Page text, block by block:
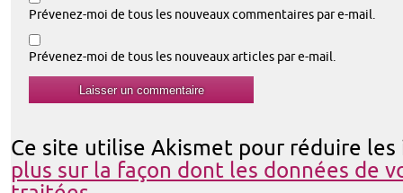
Prévenez-moi de tous les nouveaux commentaires par e-mail.
Prévenez-moi de tous les nouveaux articles par e-mail.
Ce site utilise Akismet pour réduire
plus sur la façon dont les données de